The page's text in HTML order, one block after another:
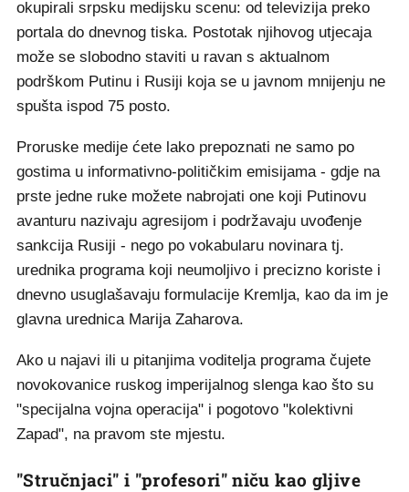
okupirali srpsku medijsku scenu: od televizija preko
portala do dnevnog tiska. Postotak njihovog utjecaja
može se slobodno staviti u ravan s aktualnom
podrškom Putinu i Rusiji koja se u javnom mnijenju ne
spušta ispod 75 posto.
Proruske medije ćete lako prepoznati ne samo po
gostima u informativno-političkim emisijama - gdje na
prste jedne ruke možete nabrojati one koji Putinovu
avanturu nazivaju agresijom i podržavaju uvođenje
sankcija Rusiji - nego po vokabularu novinara tj.
urednika programa koji neumoljivo i precizno koriste i
dnevno usuglašavaju formulacije Kremlja, kao da im je
glavna urednica Marija Zaharova.
Ako u najavi ili u pitanjima voditelja programa čujete
novokovanice ruskog imperijalnog slenga kao što su
"specijalna vojna operacija" i pogotovo "kolektivni
Zapad", na pravom ste mjestu.
"Stručnjaci" i "profesori" niču kao gljive